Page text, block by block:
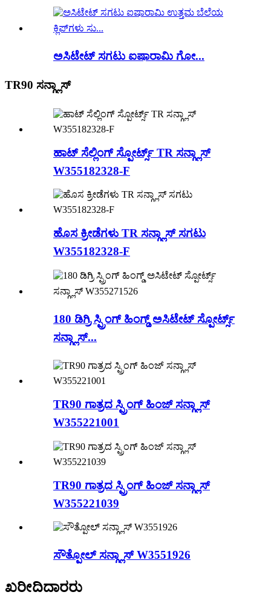
ಅಸಿಟೇಟ್ ಸಗಟು ಐಷಾರಾಮಿ ಗೋ...
TR90 ಸನ್ಗ್ಲಾಸ್
ಹಾಟ್ ಸೆಲ್ಲಿಂಗ್ ಸ್ಪೋರ್ಟ್ಸ್ TR ಸನ್ಗ್ಲಾಸ್
W355182328-F
ಹೊಸ ಕ್ರೀಡೆಗಳು TR ಸನ್ಗ್ಲಾಸ್ ಸಗಟು
W355182328-F
180 ಡಿಗ್ರಿ ಸ್ಪ್ರಿಂಗ್ ಹಿಂಗ್ಡ್ ಅಸಿಟೇಟ್ ಸ್ಪೋರ್ಟ್ಸ್
ಸನ್ಗ್ಲಾಸ್...
TR90 ಗಾತ್ರದ ಸ್ಪ್ರಿಂಗ್ ಹಿಂಜ್ ಸನ್ಗ್ಲಾಸ್
W355221001
TR90 ಗಾತ್ರದ ಸ್ಪ್ರಿಂಗ್ ಹಿಂಜ್ ಸನ್ಗ್ಲಾಸ್
W355221039
ಸೌತ್ಪೋಲ್ ಸನ್ಗ್ಲಾಸ್ W3551926
ಖರೀದಿದಾರರು